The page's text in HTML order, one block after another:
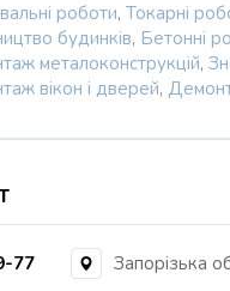
роботи, Токарні
будинків, Бетонні
металоконструкцій,
вікон і дверей,
77 Запорізька